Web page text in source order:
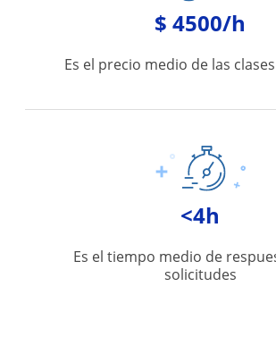
$ 4500/h
Es el precio medio de las
<4h
Es el tiempo medio de
solicitudes